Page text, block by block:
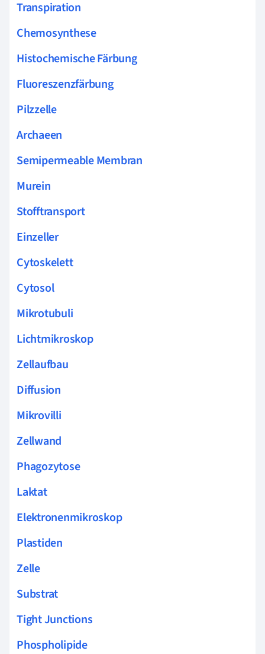
Transpiration
Chemosynthese
Histochemische Färbung
Fluoreszenzfärbung
Pilzzelle
Archaeen
Semipermeable Membran
Murein
Stofftransport
Einzeller
Cytoskelett
Cytosol
Mikrotubuli
Lichtmikroskop
Zellaufbau
Diffusion
Mikrovilli
Zellwand
Phagozytose
Laktat
Elektronenmikroskop
Plastiden
Zelle
Substrat
Tight Junctions
Phospholipide